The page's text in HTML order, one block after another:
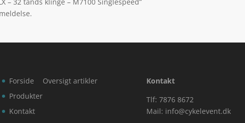
Forside
Produkter
Kontakt
Oversigt artikler
Kontakt
Tlf: 7876 8672
Mail: info@cykelevent.dk